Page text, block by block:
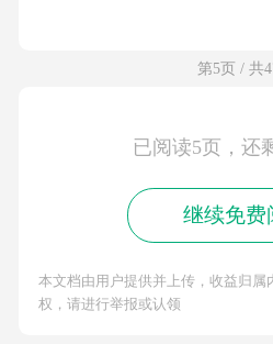
第5页 / 共
已阅读5页，还
继续免费
本文档由用户提供并上传，收益归属
权，请进行举报或认领